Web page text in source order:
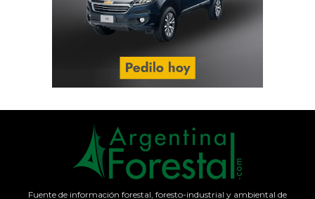
Fuente de información forestal, foresto-industrial y ambiental de